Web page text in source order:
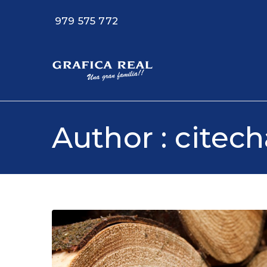
979 575 772
Author :